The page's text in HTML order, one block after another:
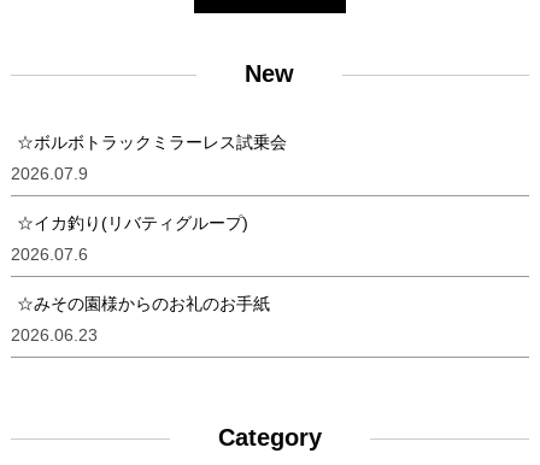
New
☆ボルボトラックミラーレス試乗会
2026.07.9
☆イカ釣り(リバティグループ)
2026.07.6
☆みその園様からのお礼のお手紙
2026.06.23
Category